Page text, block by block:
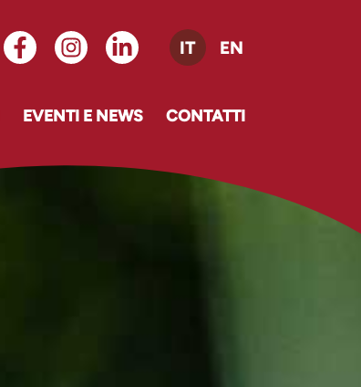
IT EN
EVENTI E NEWS CONTATTI